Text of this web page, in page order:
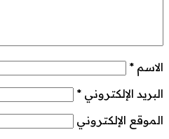
الاسم *
البريد الإلكتروني *
الموقع الإلكتروني